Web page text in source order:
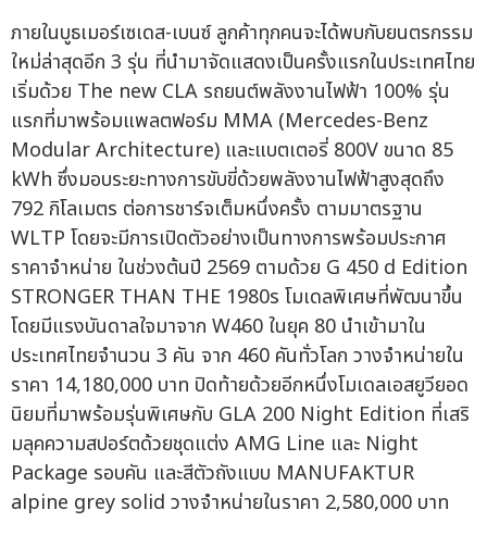
ภายในบูธเมอร์เซเดส-เบนซ์ ลูกค้าทุกคนจะได้พบกับยนตรกรรม
ใหม่ล่าสุดอีก 3 รุ่น ที่นำมาจัดแสดงเป็นครั้งแรกในประเทศไทย
เริ่มด้วย The new CLA รถยนต์พลังงานไฟฟ้า 100% รุ่น
แรกที่มาพร้อมแพลตฟอร์ม MMA (Mercedes-Benz
Modular Architecture) และแบตเตอรี่ 800V ขนาด 85
kWh ซึ่งมอบระยะทางการขับขี่ด้วยพลังงานไฟฟ้าสูงสุดถึง
792 กิโลเมตร ต่อการชาร์จเต็มหนึ่งครั้ง ตามมาตรฐาน
WLTP โดยจะมีการเปิดตัวอย่างเป็นทางการพร้อมประกาศ
ราคาจำหน่าย ในช่วงต้นปี 2569 ตามด้วย G 450 d Edition
STRONGER THAN THE 1980s โมเดลพิเศษที่พัฒนาขึ้น
โดยมีแรงบันดาลใจมาจาก W460 ในยุค 80 นำเข้ามาใน
ประเทศไทยจำนวน 3 คัน จาก 460 คันทั่วโลก วางจำหน่ายใน
ราคา 14,180,000 บาท ปิดท้ายด้วยอีกหนึ่งโมเดลเอสยูวียอด
นิยมที่มาพร้อมรุ่นพิเศษกับ GLA 200 Night Edition ที่เสริ
มลุคความสปอร์ตด้วยชุดแต่ง AMG Line และ Night
Package รอบคัน และสีตัวถังแบบ MANUFAKTUR
alpine grey solid วางจำหน่ายในราคา 2,580,000 บาท